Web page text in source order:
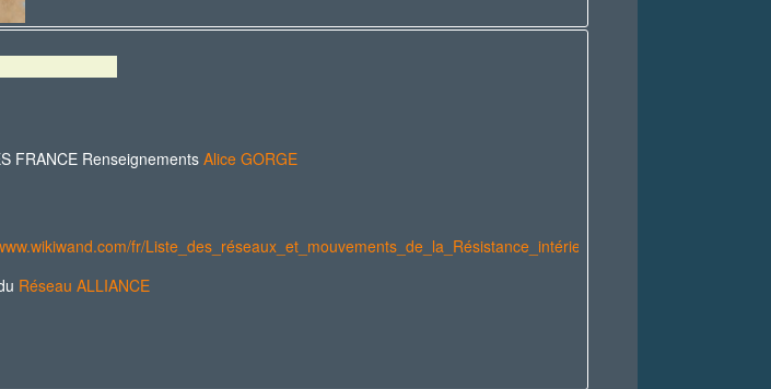
FRANCE RenseignementsAlice GORGE
fr/Liste_des_réseaux_et_mouvements_de_la_Résistance_intérieure_française
Réseau ALLIANCE